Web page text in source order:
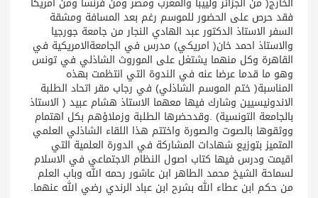
فقد حرص على الحضور للموسم رغم بعد المسافة ومشقة
السفر الاستاذ الدكتور عبد الهادي النجار من جامعة جورجيا
والاستاذ احمد خان( امريكي) مدرس في الجامعةالامريكية في
القاهرة وكل منهما يشتغل على الموروث الشاذلي في تونس
وهو ما قدما عرضا عنه في الندوة التي انتظمت بهذه
المناسبة( ختم الموسم الشاذلي) في رجاب مقر اتحاد الطلبة
الاندونيسيين وشارك فيها معهما الاستاذ هشام عبيد ( الاستاذ
بالجامعة التونسية) .وقدحضرها الطلبة وزملاؤهم بكل اهتمام
ووثقوها بالصوت والصورة واختتم هذا اللقاء الشاذلي العلمي
المتميز بتوزيع شهادات المشاركة في الدورة العلمية التي
اقيمت ودرس فيها كتاب اصول النظام الاجتماعي في الاسلام
لسماحة الشيخ محمد الطاهر ابن عاشور رحمه الله وباب العلم
من حكم ابن عطاء الله بشرح ابن عباد الرندي رضي الله عنهما.